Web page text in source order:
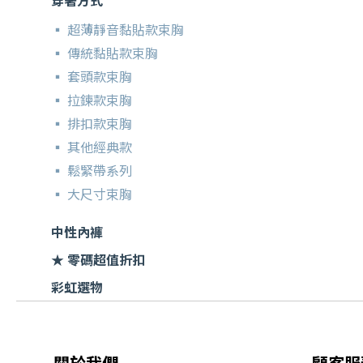
▪ 超薄靜音黏貼款束胸
▪ 傳統黏貼款束胸
▪ 套頭款束胸
▪ 拉鍊款束胸
▪ 排扣款束胸
▪ 其他經典款
▪ 鬆緊帶系列
▪ 大尺寸束胸
中性內褲
★ 零碼超值折扣
彩虹選物